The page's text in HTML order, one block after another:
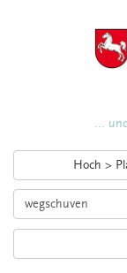
...
Hoch >